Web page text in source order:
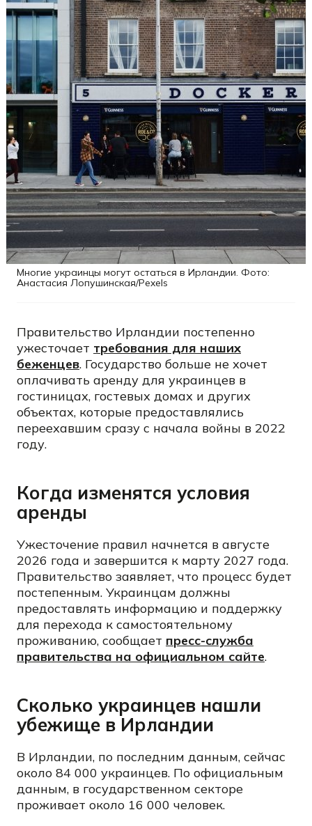
Многие украинцы могут остаться в Ирландии. Фото:
Анастасия Лопушинская/Pexels
Правительство Ирландии постепенно
ужесточает требования для наших
беженцев. Государство больше не хочет
оплачивать аренду для украинцев в
гостиницах, гостевых домах и других
объектах, которые предоставлялись
переехавшим сразу с начала войны в 2022
году.
Когда изменятся условия
аренды
Ужесточение правил начнется в августе
2026 года и завершится к марту 2027 года.
Правительство заявляет, что процесс будет
постепенным. Украинцам должны
предоставлять информацию и поддержку
для перехода к самостоятельному
проживанию, сообщает пресс-служба
правительства на официальном сайте.
Сколько украинцев нашли
убежище в Ирландии
В Ирландии, по последним данным, сейчас
около 84 000 украинцев. По официальным
данным, в государственном секторе
проживает около 16 000 человек.